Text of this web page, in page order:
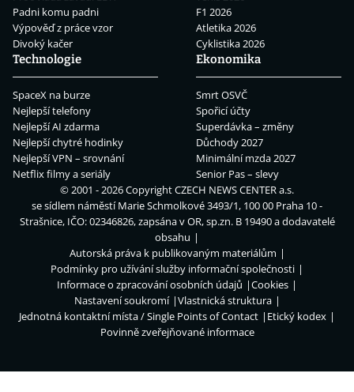
Padni komu padni
Výpověď z práce vzor
Divoký kačer
F1 2026
Atletika 2026
Cyklistika 2026
Technologie
SpaceX na burze
Nejlepší telefony
Nejlepší AI zdarma
Nejlepší chytré hodinky
Nejlepší VPN – srovnání
Netflix filmy a seriály
Ekonomika
Smrt OSVČ
Spořicí účty
Superdávka – změny
Důchody 2027
Minimální mzda 2027
Senior Pas – slevy
© 2001 - 2026 CopyrightCZECH NEWS CENTER a.s.
se sídlem náměstí Marie Schmolkové 3493/1, 100 00 Praha 10 -
Strašnice, IČO: 02346826, zapsána v OR, sp.zn. B 19490 a dodavatelé
obsahu
Autorská práva k publikovaným materiálům
Podmínky pro užívání služby informační společnosti
Informace o zpracování osobních údajů
Cookies
Nastavení soukromí
Vlastnická struktura
Jednotná kontaktní místa / Single Points of Contact
Etický kodex
Povinně zveřejňované informace